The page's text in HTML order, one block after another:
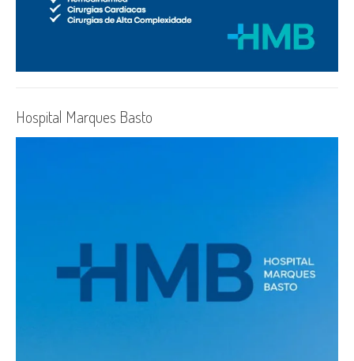
Hospital Marques Basto